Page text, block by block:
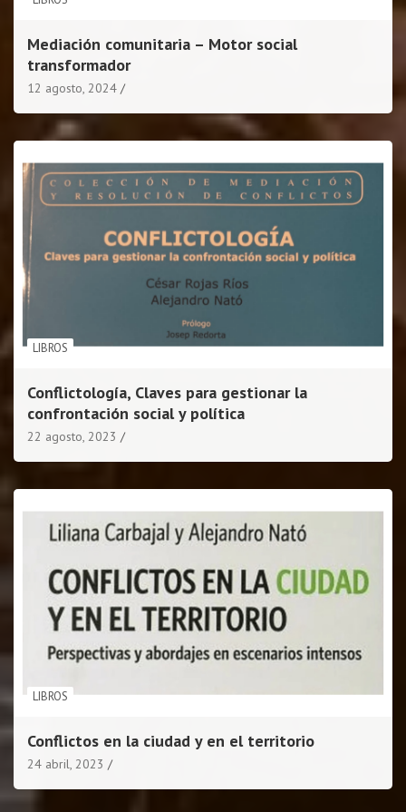
Mediación comunitaria – Motor social
transformador
12 agosto, 2024
LIBROS
Conflictología, Claves para gestionar la
confrontación social y política
22 agosto, 2023
LIBROS
Conflictos en la ciudad y en el territorio
24 abril, 2023